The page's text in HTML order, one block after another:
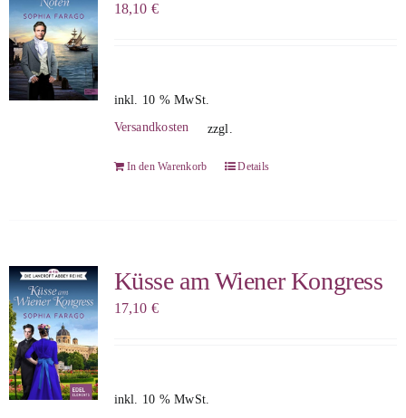
18,10 €
inkl. 10 % MwSt.
zzgl.
Versandkosten
In den Warenkorb Details
Küsse am Wiener Kongress
17,10 €
inkl. 10 % MwSt.